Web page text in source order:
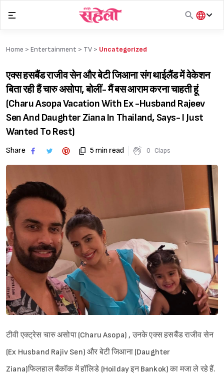
content
हिंदी
Home > Entertainment > TV > Uncategorized
एक्स हसबैंड राजीव सेन और बेटी जिआना संग थाईलैंड में वेकेशन
बिता रही हैं चारु असोपा, बोलीं- मैं बस आराम करना चाहती हूं
(Charu Asopa Vacation With Ex -Husband Rajeev
Sen And Daughter Ziana In Thailand, Says- I Just
Wanted To Rest)
Share 5 min read 0 Claps
टीवी एक्ट्रेस चारु असोपा (Charu Asopa) , उनके एक्स हसबैंड राजीव सेन
(Ex Husband Rajiv Sen) और बेटी जिआना (Daughter
Ziana)फिलहाल बैंकॉक में हॉलिडे (Hoilday इन Bankok) का मजा ले रहे हैं.